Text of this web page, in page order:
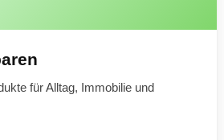
für Alltag, Immobilie und